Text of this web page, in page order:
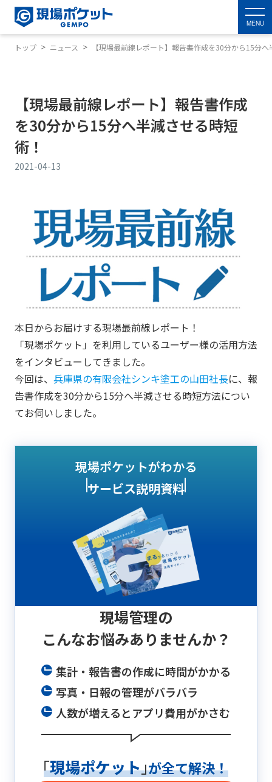
MENU
トップ ニュース 【現場最前線レポート】報告書作成を30分から15分
【現場最前線レポート】報告書作成
を30分から15分へ半減させる時短
術！
2021-04-13
本日からお届けする現場最前線レポート！
「現場ポケット」を利用しているユーザー様の活用方法
をインタビューしてきました。
今回は、 兵庫県の有限会社シンキ塗工の山田社長に、報
告書作成を30分から15分へ半減させる時短方法につい
てお伺いしました。
現場ポケットがわかる
サービス説明資料
現場管理の
こんなお悩みありませんか？
集計・報告書の作成に時間がかかる
写真・日報の管理がバラバラ
人数が増えるとアプリ費用がかさむ
「現場ポケット」
が全て解決！